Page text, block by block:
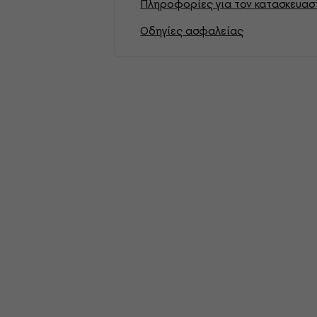
Πληροφορίες για τον
Οδηγίες ασφαλείας